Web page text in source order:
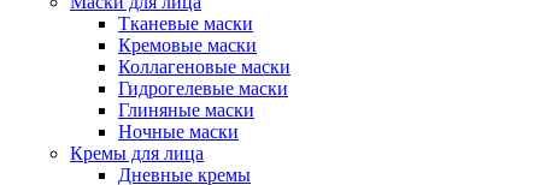
Тканевые маски
Кремовые маски
Коллагеновые маски
Гидрогелевые маски
Глиняные маски
Ночные маски
Кремы для лица
Дневные кремы